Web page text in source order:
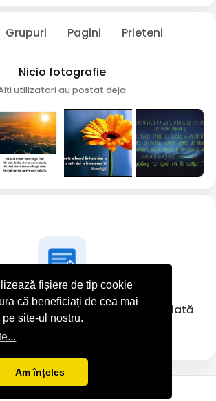
fișiere de tip cookie
că beneficiați de cea mai
site-ul nostru.
Am înțeles
Grupuri Pagini Prieteni
Nicio fotografie
utilizatori au postat deja
nu a postat nimic deocamdată